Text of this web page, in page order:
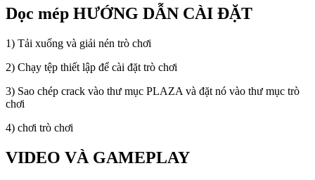
Dọc mép HƯỚNG DẪN CÀI ĐẶT
1) Tải xuống và giải nén trò chơi
2) Chạy tệp thiết lập để cài đặt trò chơi
3) Sao chép crack vào thư mục PLAZA và đặt nó vào thư mục trò
chơi
4) chơi trò chơi
VIDEO VÀ GAMEPLAY